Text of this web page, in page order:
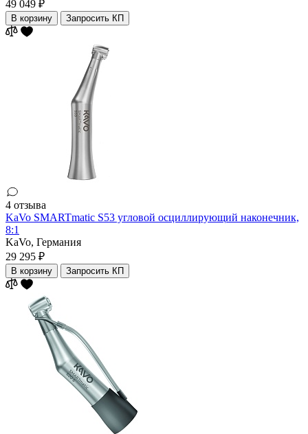
49 049 ₽
В корзину Запросить КП
4 отзыва
KaVo SMARTmatic S53 угловой осциллирующий наконечник,
8:1
KaVo, Германия
29 295 ₽
В корзину Запросить КП